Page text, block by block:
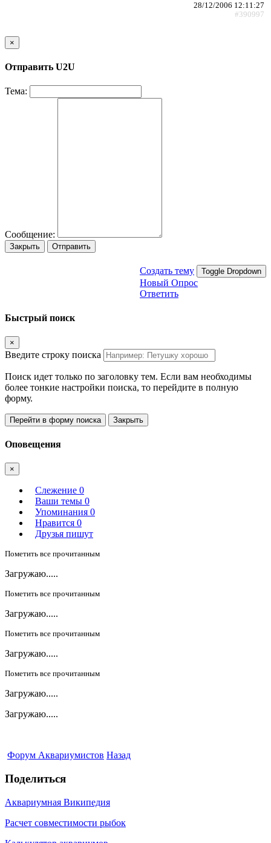
28/12/2006 12:11:27
#390997
×
Отправить U2U
Тема:
Сообщение:
Закрыть Отправить
Создать тему Toggle Dropdown
Новый Опрос
Ответить
Быстрый поиск
×
Введите строку поиска
Поиск идет только по заголовку тем. Если вам необходимы
более тонкие настройки поиска, то перейдите в полную
форму.
Перейти в форму поиска Закрыть
Оповещения
×
Слежение 0
Ваши темы 0
Упоминания 0
Нравится 0
Друзья пишут
Пометить все прочитанным
Загружаю.....
Пометить все прочитанным
Загружаю.....
Пометить все прочитанным
Загружаю.....
Пометить все прочитанным
Загружаю.....
Загружаю.....
Форум Аквариумистов Назад
Поделиться
Аквариумная Википедия
Расчет совместимости рыбок